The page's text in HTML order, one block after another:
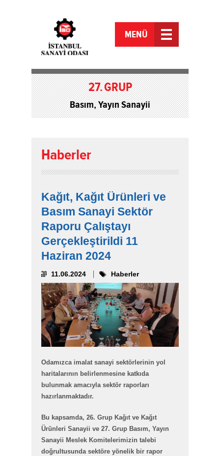
27.GRUP
Basım, Yayın Sanayii
MENÜ
Haberler
Kağıt, Kağıt Ürünleri ve
Basım Sanayi Sektör
Raporu Çalıştayı
Gerçekleştirildi 11
Haziran 2024
11.06.2024 Haberler
Odamızca imalat sanayi sektörlerinin yol
haritalarının belirlenmesine katkıda
bulunmak amacıyla sektör raporları
hazırlanmaktadır.
Bu kapsamda, 26. Grup Kağıt ve Kağıt
Ürünleri Sanayii ve 27. Grup Basım, Yayın
Sanayii Meslek Komitelerimizin talebi
doğrultusunda sektöre yönelik bir rapor